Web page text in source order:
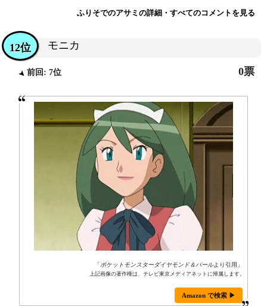
ふりそでのアサミの詳細・すべてのコメントを見る
モニカ
12位
前回: 7位 0票
「ポケットモンスターダイヤモンド＆パールより引用」
上記画像の著作権は、テレビ東京メディアネットに帰属します。
Amazon で検索 ▶